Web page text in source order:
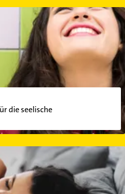
die seelische
seelische Widerstandskraft
brauchen wir?